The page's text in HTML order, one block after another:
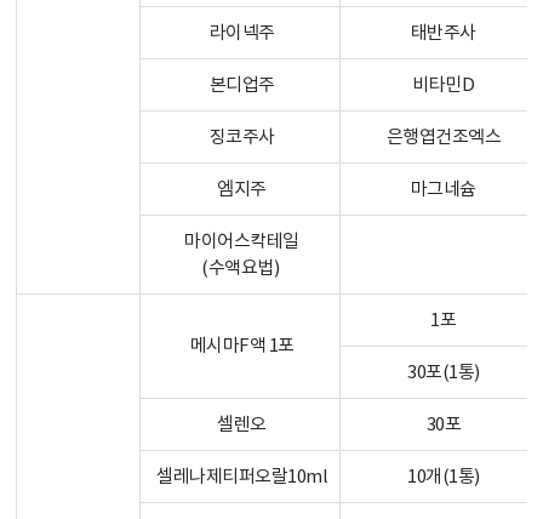
라이넥주 태반주사
본디업주 비타민D
징코주사 은행엽건조엑스
엠지주 마그네슘
마이어스칵테일
(수액요법)
메시마F액 1포
1포
30포(1통)
셀렌오 30포
셀레나제티퍼오랄10ml 10개(1통)